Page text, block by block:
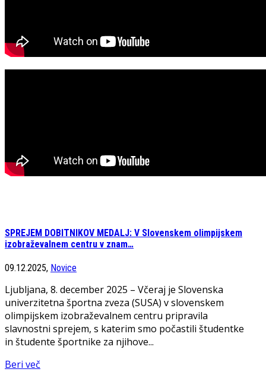
SPREJEM DOBITNIKOV MEDALJ: V Slovenskem olimpijskem
izobraževalnem centru v znam…
09.12.2025, Novice
Ljubljana, 8. december 2025 – Včeraj je Slovenska
univerzitetna športna zveza (SUSA) v slovenskem
olimpijskem izobraževalnem centru pripravila
slavnostni sprejem, s katerim smo počastili študentke
in študente športnike za njihove...
Beri več